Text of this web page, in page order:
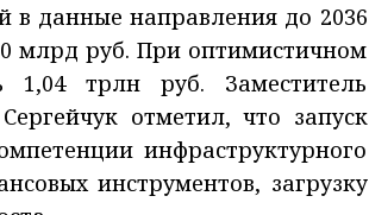
в данные направления до 2036
млрд руб. При оптимистичном
1,04 трлн руб. Заместитель
отметил, что запуск
инфраструктурного
инструментов, загрузку